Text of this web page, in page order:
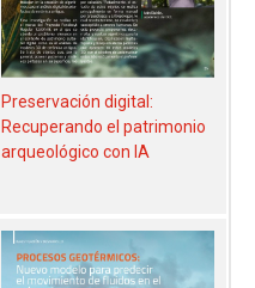
Preservación digital:
Recuperando el patrimonio
arqueológico con IA